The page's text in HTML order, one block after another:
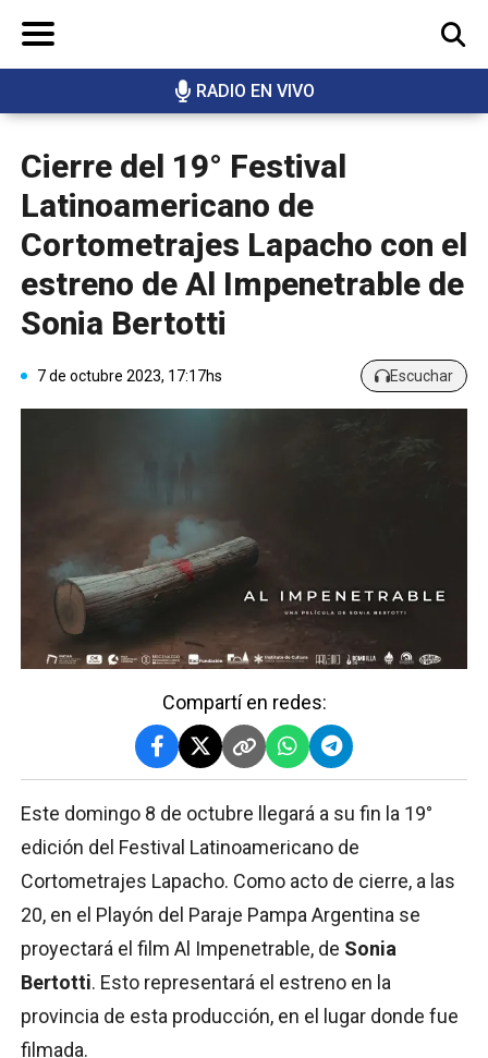
RADIO EN VIVO
BUSCAR
Cierre del 19° Festival
Latinoamericano de
Cortometrajes Lapacho con el
estreno de Al Impenetrable de
Sonia Bertotti
7 de octubre 2023, 17:17hs Escuchar
Compartí en redes:
Este domingo 8 de octubre llegará a su fin la 19°
edición del Festival Latinoamericano de
Cortometrajes Lapacho. Como acto de cierre, a las
20, en el Playón del Paraje Pampa Argentina se
proyectará el film Al Impenetrable, de Sonia
Bertotti. Esto representará el estreno en la
provincia de esta producción, en el lugar donde fue
filmada.